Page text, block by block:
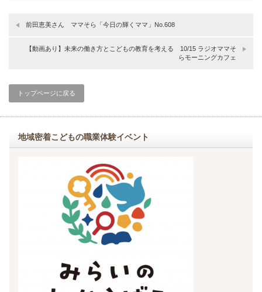
前田恵美さん ママそら「今日の輝くママ」No.608
【動画あり】未来の働き方とこどもの教育を考える 10/15 ラジオママそ
らモーニングカフェ
トップページに戻る
地域密着こどもの職業体験イベント